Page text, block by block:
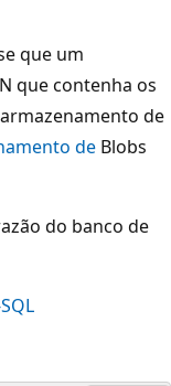
que um
que contenha os
de
de Blobs
do banco de